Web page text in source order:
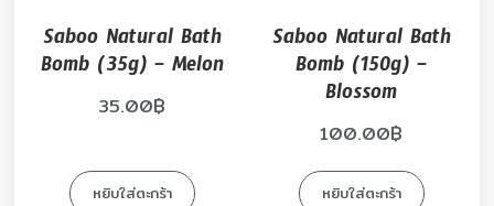
Saboo Natural Bath
Bomb (35g) – Melon
35.00฿
หยิบใส่ตะกร้า
Saboo Natural Bath
Bomb (150g) –
Blossom
100.00฿
หยิบใส่ตะกร้า